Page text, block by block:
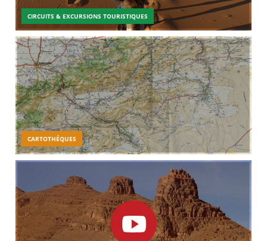
CIRCUITS & EXCURSIONS TOURISTIQUES
CARTOTHÉQUES